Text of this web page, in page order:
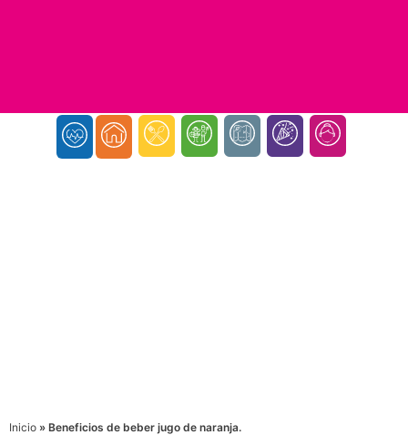
Inicio » Beneficios de beber jugo de naranja.